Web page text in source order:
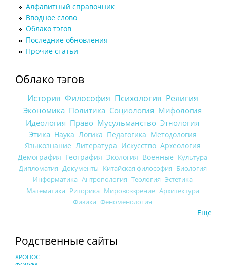
Алфавитный справочник
Вводное слово
Облако тэгов
Последние обновления
Прочие статьи
Облако тэгов
История Философия Психология Религия
Экономика Политика Социология Мифология
Идеология Право Мусульманство Этнология
Этика Наука Логика Педагогика Методология
Языкознание Литература Искусство Археология
Демография География Экология Военные Культура
Дипломатия Документы Китайская философия Биология
Информатика Антропология Теология Эстетика
Математика Риторика Мировоззрение Архитектура
Физика Феноменология
Еще
Родственные сайты
ХРОНОС